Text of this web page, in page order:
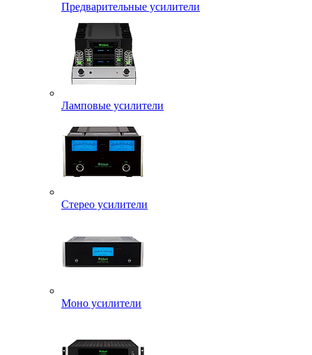
Предварительные усилители
Ламповые усилители
Стерео усилители
Моно усилители